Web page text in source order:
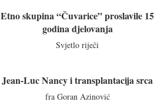
Etno skupina “Čuvarice” proslavile 15
godina djelovanja
Svjetlo riječi
Jean-Luc Nancy i transplantacija srca
fra Goran Azinović